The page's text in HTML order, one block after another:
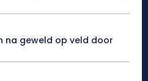
na geweld op veld door